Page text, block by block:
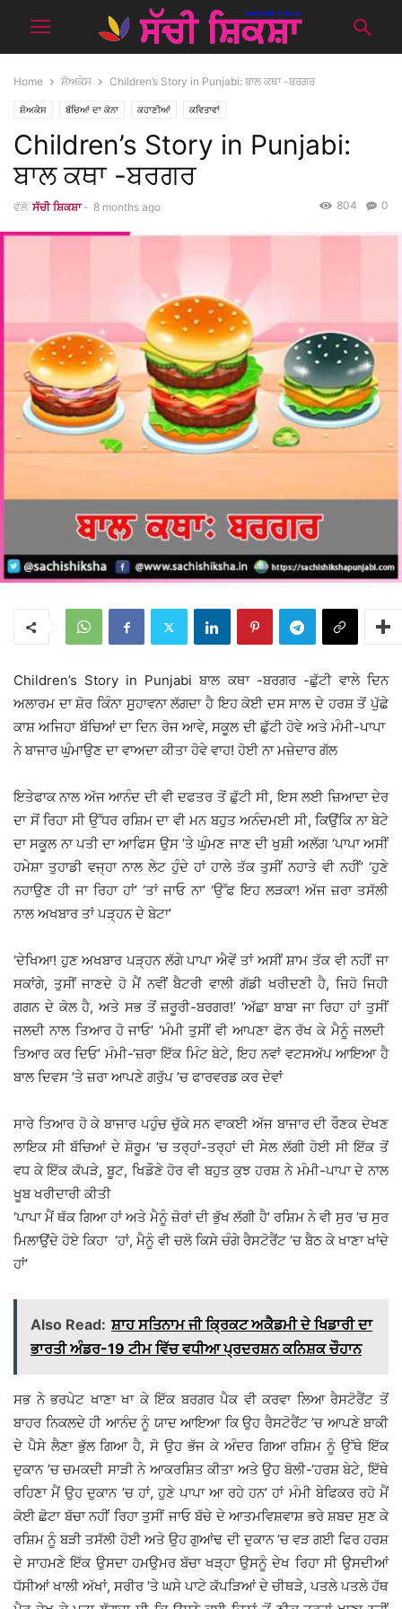
Home ਸ਼ੋਅਕੇਸ Children’s Story in Punjabi: ਬਾਲ ਕਥਾ -ਬਰਗਰ
ਸ਼ੋਅਕੇਸ ਬੱਚਿਆਂ ਦਾ ਕੋਨਾ ਕਹਾਣੀਆਂ ਕਵਿਤਾਵਾਂ
Children’s Story in Punjabi:
ਬਾਲ ਕਥਾ -ਬਰਗਰ
ਵੱਲੋ ਸੱਚੀ ਸ਼ਿਕਸ਼ਾ - 8 months ago 0
804
Children’s Story in Punjabi ਬਾਲ ਕਥਾ -ਬਰਗਰ -ਛੁੱਟੀ ਵਾਲੇ ਦਿਨ
ਅਲਾਰਮ ਦਾ ਸ਼ੋਰ ਕਿੰਨਾ ਸੁੁਹਾਵਨਾ ਲੱਗਦਾ ਹੈ ਇਹ ਕੋਈ ਦਸ ਸਾਲ ਦੇ ਹਰਸ਼ ਤੋਂ ਪੁੱਛੇ
ਕਾਸ਼ ਅਜਿਹਾ ਬੱਚਿਆਂ ਦਾ ਦਿਨ ਰੋਜ ਆਵੇ, ਸਕੂਲ ਦੀ ਛੁੱਟੀ ਹੋਵੇ ਅਤੇ ਮੰਮੀ-ਪਾਪਾ
ਨੇ ਬਾਜਾਰ ਘੁੰਮਾਉਣ ਦਾ ਵਾਅਦਾ ਕੀਤਾ ਹੋਵੇ ਵਾਹ! ਹੋਈ ਨਾ ਮਜ਼ੇਦਾਰ ਗੱਲ
ਇਤੇਫਾਕ ਨਾਲ ਅੱਜ ਆਨੰਦ ਦੀ ਵੀ ਦਫਤਰ ਤੋਂ ਛੁੱਟੀ ਸੀ, ਇਸ ਲਈ ਜ਼ਿਆਦਾ ਦੇਰ
ਦਾ ਸੋਂ ਰਿਹਾ ਸੀ ਉੱਧਰ ਰਸ਼ਿਮ ਦਾ ਵੀ ਮਨ ਬਹੁਤ ਅਨੰਦਮਈ ਸੀ, ਕਿਉਂਕਿ ਨਾ ਬੇਟੇ
ਦਾ ਸਕੂਲ ਨਾ ਪਤੀ ਦਾ ਆਫਿਸ ਉਸ ’ਤੇ ਘੁੰਮਣ ਜਾਣ ਦੀ ਖੁਸ਼ੀ ਅਲੱਗ ‘ਪਾਪਾ ਅਸੀਂ
ਹਮੇਸ਼ਾ ਤੁਹਾਡੀ ਵਜ੍ਹਾ ਨਾਲ ਲੇਟ ਹੁੰਦੇ ਹਾਂ ਹਾਲੇ ਤੱਕ ਤੁਸੀਂ ਨਹਾਤੇ ਵੀ ਨਹੀਂ’ ‘ਹੁਣੇ
ਨਹਾਉਣ ਹੀ ਜਾ ਰਿਹਾ ਹਾਂ’ ‘ਤਾਂ ਜਾਓ ਨਾ’ ‘ਉੱਫ ਇਹ ਲੜਕਾ! ਅੱਜ ਜ਼ਰਾ ਤਸੱਲੀ
ਨਾਲ ਅਖਬਾਰ ਤਾਂ ਪੜ੍ਹਨ ਦੇ ਬੇਟਾ’
‘ਦੇਖਿਆ! ਹੁਣ ਅਖਬਾਰ ਪੜ੍ਹਨ ਲੱਗੇ ਪਾਪਾ ਐਵੇਂ ਤਾਂ ਅਸੀਂ ਸ਼ਾਮ ਤੱਕ ਵੀ ਨਹੀਂ ਜਾ
ਸਕਾਂਗੇ, ਤੁਸੀਂ ਜਾਣਦੇ ਹੋ ਮੈਂ ਨਵੀਂ ਬੈਟਰੀ ਵਾਲੀ ਗੱਡੀ ਖਰੀਦਣੀ ਹੈ, ਜਿਹੋ ਜਿਹੀ
ਗਗਨ ਦੇ ਕੋਲ ਹੈ, ਅਤੇ ਸਭ ਤੋਂ ਜ਼ਰੂਰੀ-ਬਰਗਰ!’ ‘ਅੱਛਾ ਬਾਬਾ ਜਾ ਰਿਹਾ ਹਾਂ ਤੁਸੀਂ
ਜਲਦੀ ਨਾਲ ਤਿਆਰ ਹੋ ਜਾਓ’ ‘ਮੰਮੀ ਤੁਸੀਂ ਵੀ ਆਪਣਾ ਫੋਨ ਰੱਖ ਕੇ ਮੈਨੂੰ ਜਲਦੀ
ਤਿਆਰ ਕਰ ਦਿਓ’ ਮੰਮੀ-‘ਜ਼ਰਾ ਇੱਕ ਮਿੰਟ ਬੇਟੇ, ਇਹ ਨਵਾਂ ਵਟਸਅੱਪ ਆਇਆ ਹੈ
ਬਾਲ ਦਿਵਸ ’ਤੇ ਜ਼ਰਾ ਆਪਣੇ ਗਰੁੱਪ ’ਚ ਫਾਰਵਰਡ ਕਰ ਦੇਵਾਂ
ਸਾਰੇ ਤਿਆਰ ਹੋ ਕੇ ਬਾਜਾਰ ਪਹੁੰਚ ਚੁੱਕੇ ਸਨ ਵਾਕਈ ਅੱਜ ਬਾਜਾਰ ਦੀ ਰੌਣਕ ਦੇਖਣ
ਲਾਇਕ ਸੀ ਬੱਚਿਆਂ ਦੇ ਸ਼ੋਰੂਮ ’ਚ ਤਰ੍ਹਾਂ-ਤਰ੍ਹਾਂ ਦੀ ਸੇਲ ਲੱਗੀ ਹੋਈ ਸੀ ਇੱਕ ਤੋਂ
ਵਧ ਕੇ ਇੱਕ ਕੱਪੜੇ, ਬੂਟ, ਖਿਡੌਣੇ ਹੋਰ ਵੀ ਬਹੁਤ ਕੁਝ ਹਰਸ਼ ਨੇ ਮੰਮੀ-ਪਾਪਾ ਦੇ ਨਾਲ
ਖੂਬ ਖਰੀਦਾਰੀ ਕੀਤੀ
‘ਪਾਪਾ ਮੈਂ ਥੱਕ ਗਿਆ ਹਾਂ ਅਤੇ ਮੈਨੂੰ ਜ਼ੋਰਾਂ ਦੀ ਭੁੱਖ ਲੱਗੀ ਹੈ’ ਰਸ਼ਿਮ ਨੇ ਵੀ ਸੁਰ ’ਚ ਸੁਰ
ਮਿਲਾਉਂਦੇ ਹੋਏ ਕਿਹਾ ‘ਹਾਂ, ਮੈਨੂੰ ਵੀ ਚਲੋ ਕਿਸੇ ਚੰਗੇ ਰੈਸਟੋਰੈਂਟ ’ਚ ਬੈਠ ਕੇ ਖਾਣਾ ਖਾਂਦੇ
ਹਾਂ’
Also Read: ਸ਼ਾਹ ਸਤਿਨਾਮ ਜੀ ਕ੍ਰਿਕਟ ਅਕੈਡਮੀ ਦੇ ਖਿਡਾਰੀ ਦਾ
ਭਾਰਤੀ ਅੰਡਰ-19 ਟੀਮ ਵਿੱਚ ਵਧੀਆ ਪ੍ਰਦਰਸ਼ਨ ਕਨਿਸ਼ਕ ਚੌਹਾਨ
ਸਭ ਨੇ ਭਰਪੇਟ ਖਾਣਾ ਖਾ ਕੇ ਇੱਕ ਬਰਗਰ ਪੈਕ ਵੀ ਕਰਵਾ ਲਿਆ ਰੈਸਟੋਰੈਂਟ ਤੋਂ
ਬਾਹਰ ਨਿਕਲਦੇ ਹੀ ਆਨੰਦ ਨੂੰ ਯਾਦ ਆਇਆ ਕਿ ਉਹ ਰੈਸਟੋਰੈਂਟ ’ਚ ਆਪਣੇ ਬਾਕੀ
ਦੇ ਪੈਸੇ ਲੈਣਾ ਭੁੱਲ ਗਿਆ ਹੈ, ਸੋ ਉਹ ਭੱਜ ਕੇ ਅੰਦਰ ਗਿਆ ਰਸ਼ਿਮ ਨੂੰ ਉੱਥੇ ਇੱਕ
ਦੁਕਾਨ ’ਚ ਚਮਕਦੀ ਸਾੜੀ ਨੇ ਆਕਰਸ਼ਿਤ ਕੀਤਾ ਅਤੇ ਉਹ ਬੋਲੀ-‘ਹਰਸ਼ ਬੇਟੇ, ਇੱਥੇ
ਰਹਿਣਾ ਮੈਂ ਉਹ ਦੁਕਾਨ ’ਚ ਹਾਂ, ਹੁਣੇ ਪਾਪਾ ਆ ਰਹੇ ਹਨ’ ਹਾਂ ਮੰਮੀ ਬੇਫਿਕਰ ਰਹੋ ਮੈਂ
ਕੋਈ ਛੋਟਾ ਬੱਚਾ ਨਹੀਂ ਰਿਹਾ ਤੁਸੀਂ ਜਾਓ ਬੱਚੇ ਦੇ ਆਤਮਵਿਸ਼ਵਾਸ਼ ਭਰੇ ਸ਼ਬਦ ਸੁਣ ਕੇ
ਰਸ਼ਿਮ ਨੂੰ ਬੜੀ ਤਸੱਲੀ ਹੋਈ ਅਤੇ ਉਹ ਗੁਆਂਢ ਦੀ ਦੁਕਾਨ ’ਚ ਵੜ ਗਈ ਫਿਰ ਹਰਸ਼
ਦੇ ਸਾਹਮਣੇ ਇੱਕ ਉਸਦਾ ਹਮਉਮਰ ਬੱਚਾ ਖੜ੍ਹਾ ਉਸਨੂੰ ਦੇਖ ਰਿਹਾ ਸੀ ਉਸਦੀਆਂ
ਧੱਸੀਆਂ ਖਾਲੀ ਅੱਖਾਂ, ਸਰੀਰ ’ਤੇ ਘਸੇ ਪਾਟੇ ਕੱਪੜਿਆਂ ਦੇ ਚੀਥੜੇ, ਪਤਲੇ ਪਤਲੇ ਹੱਥ